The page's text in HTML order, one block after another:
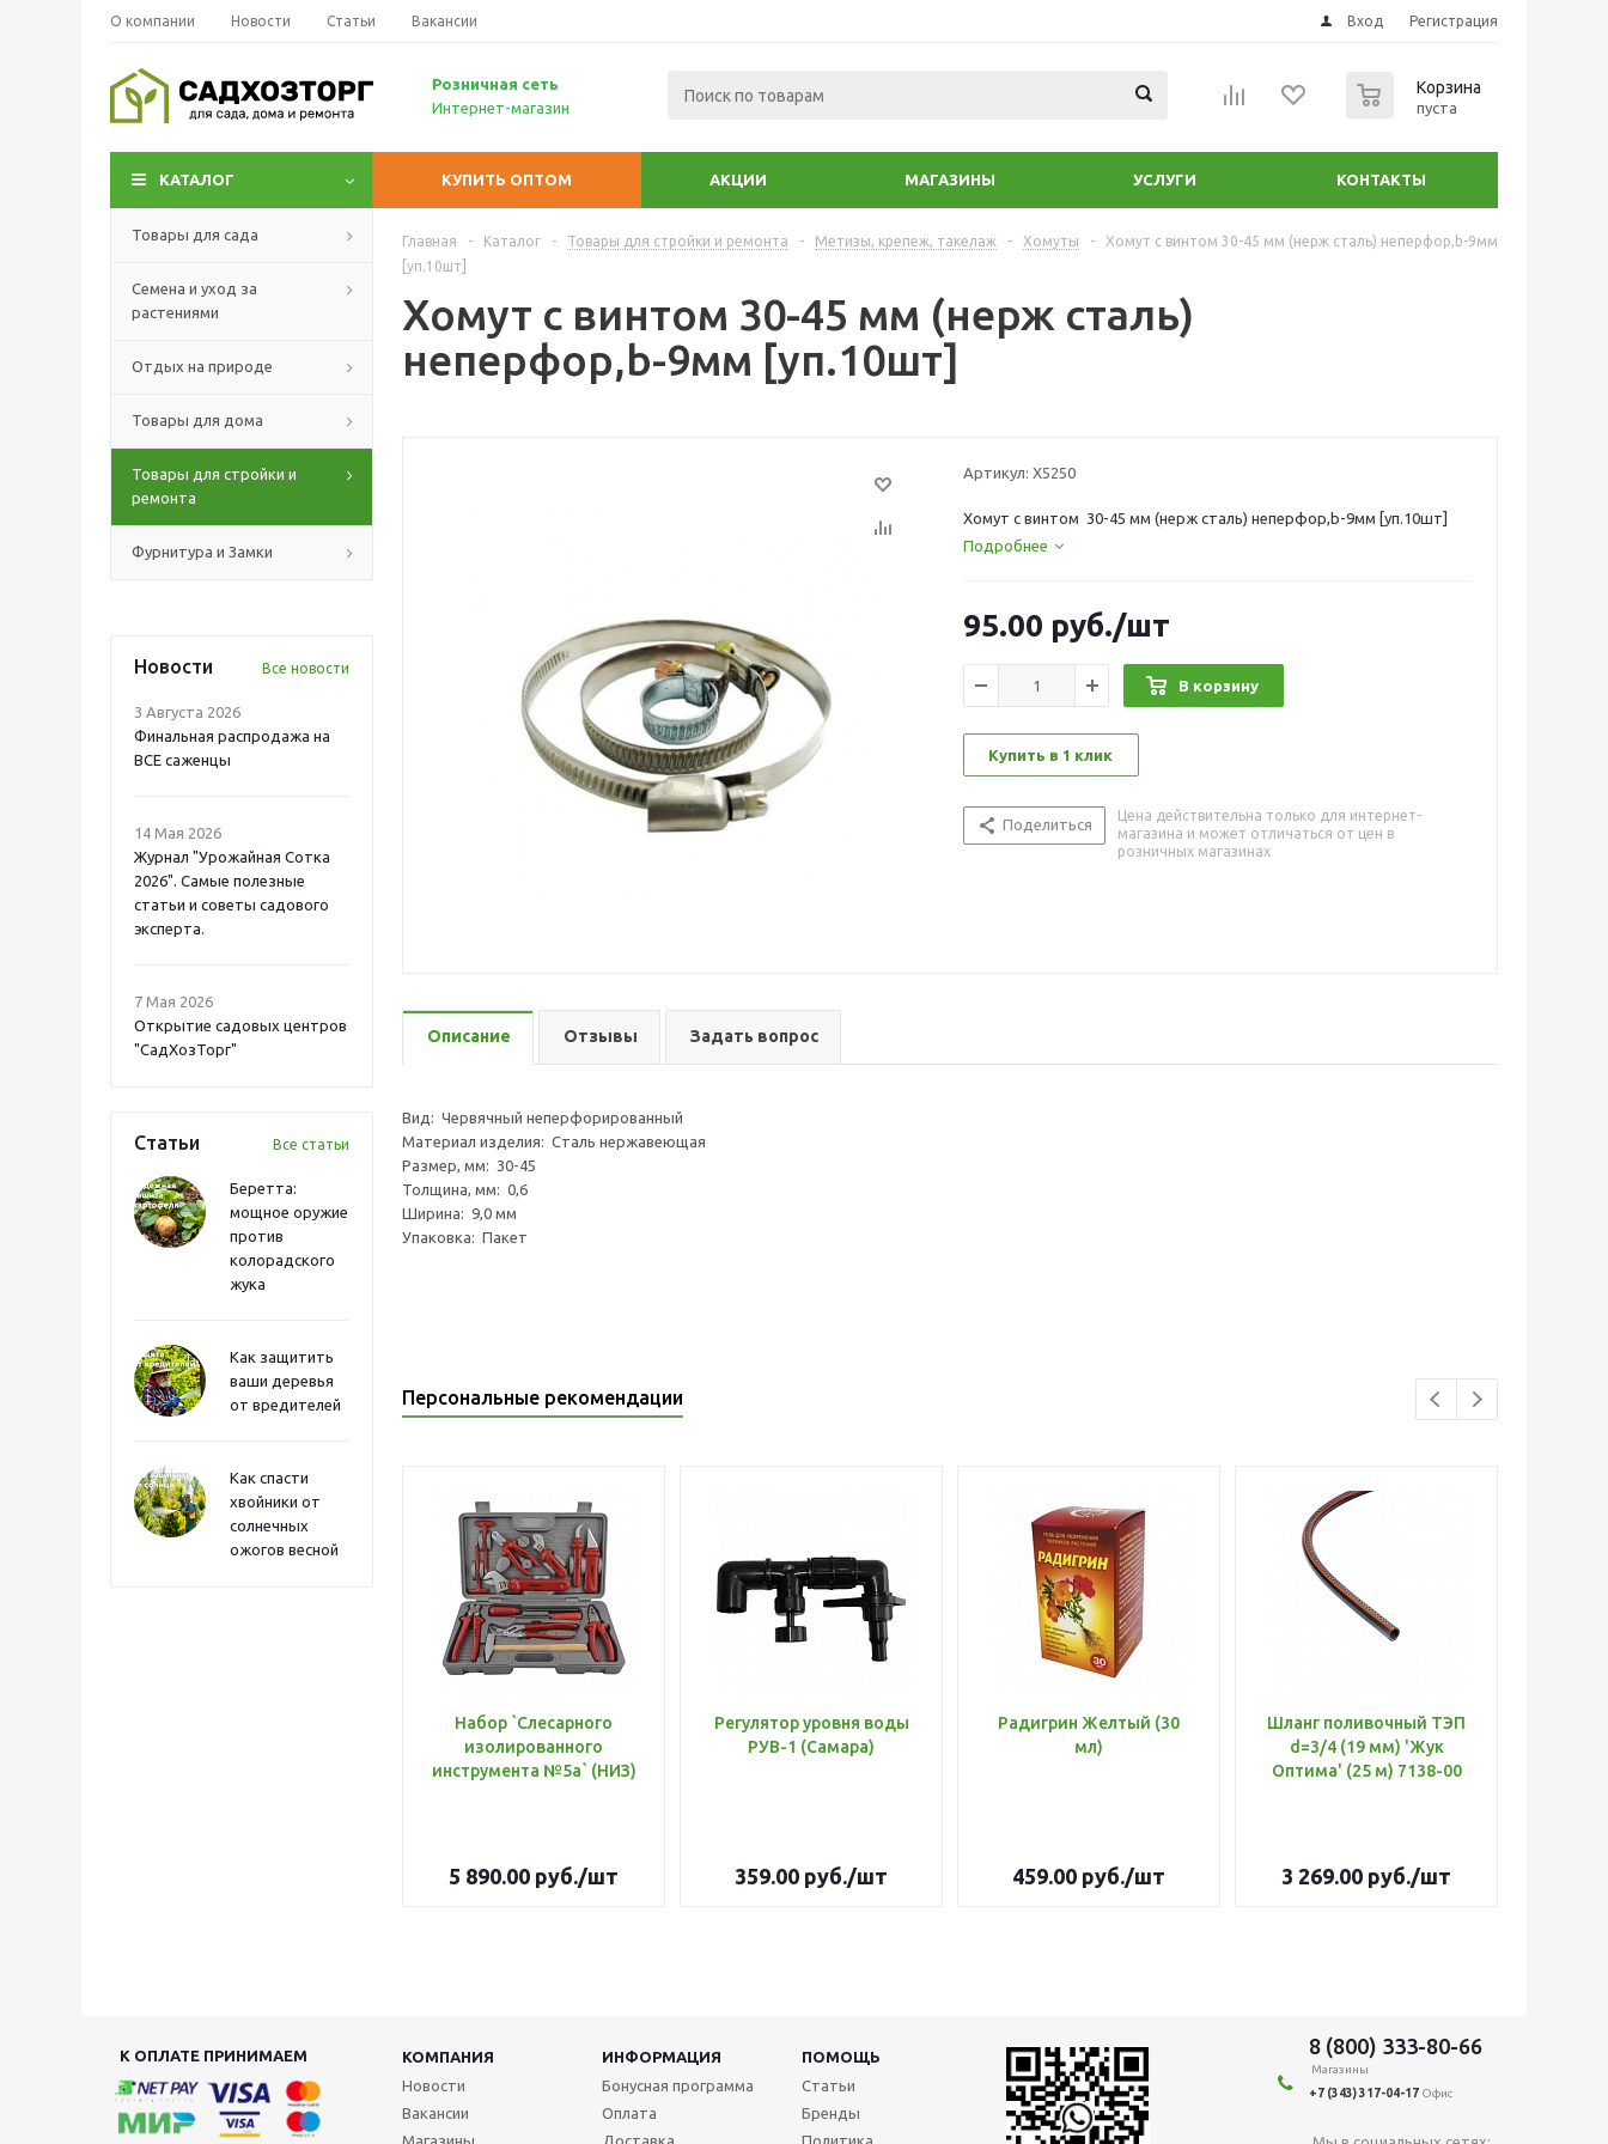
О компании Новости Статьи Вакансии Вход Регистрация
Розничная сеть
Интернет-магазин
Корзина
пуста
КАТАЛОГ КУПИТЬ ОПТОМ АКЦИИ МАГАЗИНЫ УСЛУГИ КОНТАКТЫ
Товары для сада
Семена и уход за
растениями
Отдых на природе
Товары для дома
Товары для стройки и
ремонта
Фурнитура и Замки
Новости Все новости
3 Августа 2026
Финальная распродажа на
ВСЕ саженцы
14 Мая 2026
Журнал "Урожайная Сотка
2026". Самые полезные
статьи и советы садового
эксперта.
7 Мая 2026
Открытие садовых центров
"СадХозТорг"
Статьи Все статьи
Беретта:
мощное оружие
против
колорадского
жука
Как защитить
ваши деревья
от вредителей
Как спасти
хвойники от
солнечных
ожогов весной
Главная - Каталог - Товары для стройки и ремонта - Метизы, крепеж, такелаж - Хомуты -
Хомут с винтом 30-45 мм (нерж сталь) неперфор,b-9мм
[уп.10шт]
Хомут с винтом 30-45 мм (нерж сталь)
неперфор,b-9мм [уп.10шт]
Артикул: Х5250
Хомут с винтом 30-45 мм (нерж сталь) неперфор,b-9мм [уп.10шт]
Подробнее
95.00 руб./шт
В корзину
Купить в 1 клик
Поделиться
Цена действительна только для интернет-
магазина и может отличаться от цен в
розничных магазинах
Описание Отзывы Задать вопрос
Вид: Червячный неперфорированный
Материал изделия: Сталь нержавеющая
Размер, мм: 30-45
Толщина, мм: 0,6
Ширина: 9,0 мм
Упаковка: Пакет
Персональные рекомендации
Набор `Слесарного
изолированного
инструмента №5а` (НИЗ)
5 890.00 руб./шт
Регулятор уровня воды
РУВ-1 (Самара)
359.00 руб./шт
Радигрин Желтый (30
мл)
459.00 руб./шт
Шланг поливочный ТЭП
d=3/4 (19 мм) 'Жук
Оптима' (25 м) 7138-00
3 269.00 руб./шт
К ОПЛАТЕ ПРИНИМАЕМ КОМПАНИЯ ИНФОРМАЦИЯ
ПОМОЩЬ
Новости
Вакансии
Магазины
Бонусная программа
Оплата
Доставка
Статьи
Бренды
Политика
8 (800) 333-80-66
Магазины
+7 (343) 317-04-17 Офис